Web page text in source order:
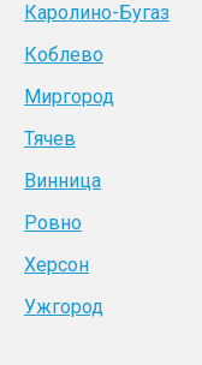
Каролино-Бугаз
Коблево
Миргород
Тячев
Винница
Ровно
Херсон
Ужгород